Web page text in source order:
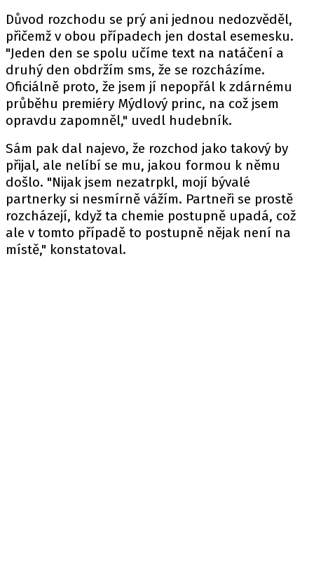
Důvod rozchodu se prý ani jednou nedozvěděl,
přičemž v obou případech jen dostal esemesku.
"Jeden den se spolu učíme text na natáčení a
druhý den obdržím sms, že se rozcházíme.
Oficiálně proto, že jsem jí nepopřál k zdárnému
průběhu premiéry Mýdlový princ, na což jsem
opravdu zapomněl," uvedl hudebník.
Sám pak dal najevo, že rozchod jako takový by
přijal, ale nelíbí se mu, jakou formou k němu
došlo. "Nijak jsem nezatrpkl, mojí bývalé
partnerky si nesmírně vážím. Partneři se prostě
rozcházejí, když ta chemie postupně upadá, což
ale v tomto případě to postupně nějak není na
místě," konstatoval.